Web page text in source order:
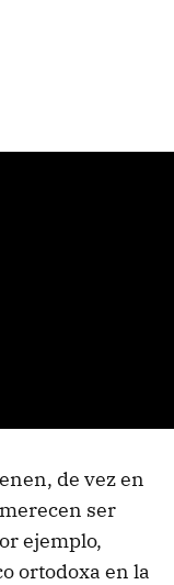
de vez en
ser
ejemplo,
ortodoxa en la